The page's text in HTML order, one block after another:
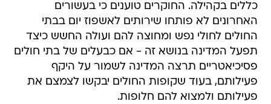
כללים בקהילה. החוקרים טוענים כי בעשורים
האחרונים לא פותחו שירותים לאשפוז יום בבתי
החולים לחולי נפש ומחוצה להם ועולה החשש כיצד
תפעל המדינה בנושא זה - אם כבעלים של בתי חולים
פסיכיאטריים תרצה המדינה לשמור על היקף
פעילותם, בעוד שקופות החולים יבקשו לצמצם את
פעילותם ולמצוא להם חלופות.